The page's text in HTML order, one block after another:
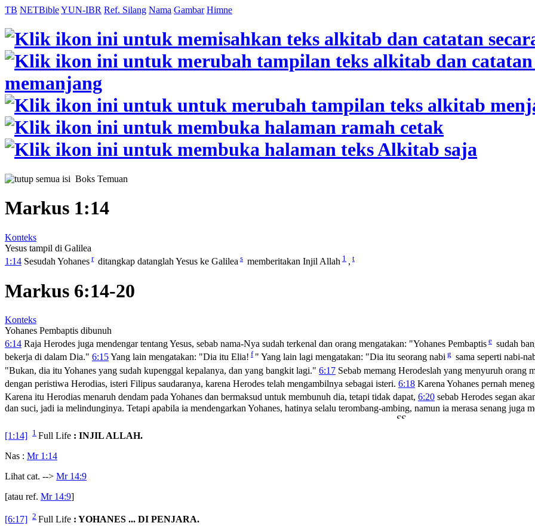
TB NETBibleYUN-IBR Ref. Silang Nama Gambar Himne
Boks Temuan
Markus 1:14
Konteks
Yesus tampil di Galilea
1:14 Sesudah Yohanes r ditangkap datanglah Yesus ke Galilea s memberitakan Injil Allah 1 , t
Markus 6:14-20
Konteks
Yohanes Pembaptis dibunuh
6:14 Raja Herodes juga mendengar tentang Yesus, sebab nama-Nya sudah terkenal dan orang mengatakan: "Yohanes Pembaptis e sudah
bekerja di dalam Dia." 6:15Yang lain mengatakan: "Dia itu Elia! f " Yang lain lagi mengatakan: "Dia itu seorang nabi g sama seperti nabi-
"Bukan, dia itu Yohanes yang sudah kupenggal kepalanya, dan yang bangkit lagi." 6:17 Sebab memang Herodeslah yang menyuruh orang
dengan peristiwa Herodias, isteri Filipus saudaranya, karena Herodes telah mengambilnya sebagai isteri. 6:18 Karena Yohanes pernah
Karena itu Herodias menaruh dendam pada Yohanes dan bermaksud untuk membunuh dia, tetapi tidak dapat, 6:20 sebab Herodes segan
dan suci, jadi ia melindunginya. Tetapi apabila ia mendengarkan Yohanes, hatinya selalu terombang-ambing, namun ia merasa senang juga
[1:14] 1 Full Life : INJIL ALLAH.
Nas : Mr 1:14
Lihat cat. --> Mr 14:9
[atau ref. Mr 14:9]
[6:17] 2 Full Life : YOHANES ... DI PENJARA.